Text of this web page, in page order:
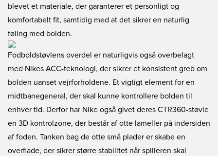
blevet et materiale, der garanterer et personligt og
komfortabelt fit, samtidig med at det sikrer en naturlig
føling med bolden.
Fodboldstøvlens overdel er naturligvis også overbelagt
med Nikes ACC-teknologi, der sikrer et konsistent greb om
bolden uanset vejrforholdene. Et vigtigt element for en
midtbanegeneral, der skal kunne kontrollere bolden til
enhver tid. Derfor har Nike også givet deres CTR360-støvle
en 3D kontrolzone, der består af otte lameller på indersiden
af foden. Tanken bag de otte små plader er skabe en
overflade, der sikrer større stabilitet når spilleren skal